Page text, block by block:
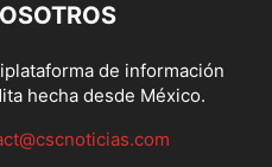
de información
hecha desde México.